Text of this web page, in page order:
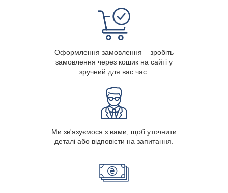
Оформлення замовлення – зробіть
замовлення через кошик на сайті у
зручний для вас час.
Ми зв'язуємося з вами, щоб уточнити
деталі або відповісти на запитання.